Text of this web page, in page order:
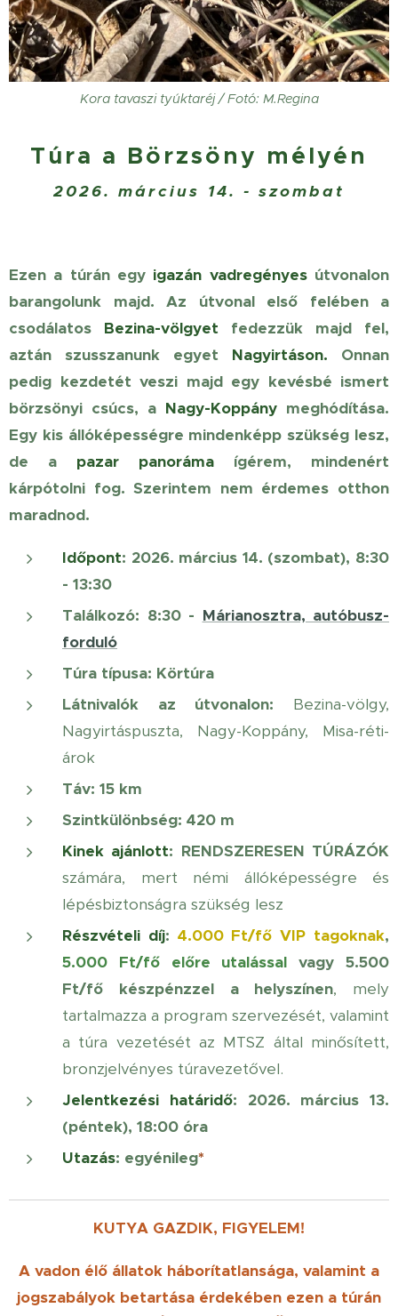
Kora tavaszi tyúktaréj / Fotó: M.Regina
Túra a Börzsöny mélyén
2026. március 14. - szombat
Ezen a túrán egy igazán vadregényesútvonalon
barangolunk majd. Az útvonal első felében a
csodálatos Bezina-völgyet fedezzük majd fel,
aztán szusszanunk egyet Nagyirtáson. Onnan
pedig kezdetét veszi majd egy kevésbé ismert
börzsönyi csúcs, a Nagy-Koppány meghódítása.
Egy kis állóképességre mindenképpszükség lesz,
de a pazar panoráma ígérem, mindenért
kárpótolni fog. Szerintem nem érdemes otthon
maradnod.🌿☀️
Időpont: 2026. március 14. (szombat), 8:30
- 13:30
Találkozó: 8:30 - Márianosztra, autóbusz-
forduló
Túra típusa: Körtúra
Látnivalók az útvonalon: Bezina-völgy,
Nagyirtáspuszta, Nagy-Koppány, Misa-réti-
árok
Táv: 15 km
Szintkülönbség: 420 m
Kinek ajánlott: RENDSZERESEN TÚRÁZÓK
számára, mert némi állóképességre és
lépésbiztonságra szükség lesz
Részvételi díj: 4.000 Ft/főVIP tagoknak,
5.000 Ft/fő előre utalással vagy 5.500
Ft/fő készpénzzel a helyszínen, mely
tartalmazza a program szervezését, valamint
a túra vezetését az MTSZ által minősített,
bronzjelvényes túravezetővel.
Jelentkezési határidő: 2026. március 13.
(péntek), 18:00 óra
Utazás: egyénileg*
KUTYA GAZDIK, FIGYELEM!
A vadon élő állatok háborítatlansága, valamint a
jogszabályok betartása érdekében ezen a túrán